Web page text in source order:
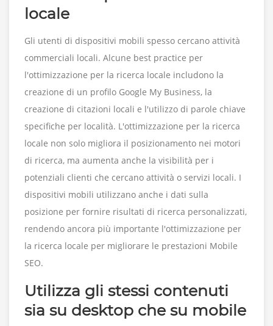
locale
Gli utenti di dispositivi mobili spesso cercano attività
commerciali locali. Alcune best practice per
l'ottimizzazione per la ricerca locale includono la
creazione di un profilo Google My Business, la
creazione di citazioni locali e l'utilizzo di parole chiave
specifiche per località. L'ottimizzazione per la ricerca
locale non solo migliora il posizionamento nei motori
di ricerca, ma aumenta anche la visibilità per i
potenziali clienti che cercano attività o servizi locali. I
dispositivi mobili utilizzano anche i dati sulla
posizione per fornire risultati di ricerca personalizzati,
rendendo ancora più importante l'ottimizzazione per
la ricerca locale per migliorare le prestazioni Mobile
SEO.
Utilizza gli stessi contenuti
sia su desktop che su mobile